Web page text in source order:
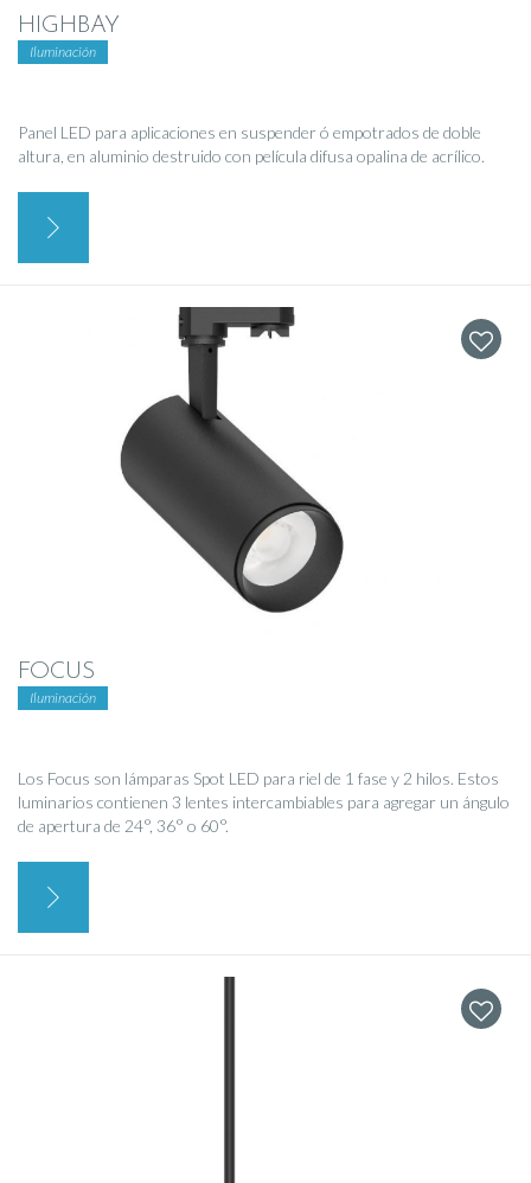
HIGHBAY
Iluminación
Panel LED para aplicaciones en suspender ó empotrados de doble
altura, en aluminio destruido con película difusa opalina de acrílico.
FOCUS
Iluminación
Los Focus son lámparas Spot LED para riel de 1 fase y 2 hilos. Estos
luminarios contienen 3 lentes intercambiables para agregar un ángulo
de apertura de 24°, 36° o 60°.